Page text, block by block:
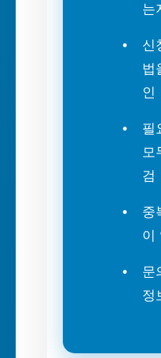
는
신
법
인
필
모
검
중
이
문
정